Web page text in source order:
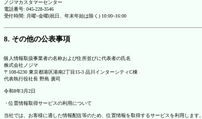
ノジマカスタマーセンター
電話番号: 045-228-3546
受付時間: 月曜~金曜(祝日、年末年始は除く) 10:00~16:00
8. その他の公表事項
個人情報取扱事業者の名称および住所並びに代表者の氏名
株式会社ノジマ
〒108-6230 東京都港区港南2丁目15-3 品川インターシティC棟
代表執行役社長 野島 廣司
令和8年3月2日
・位置情報取得サービスの利用について
当社では、お客様に適した情報配信等のため、位置情報を取得するサービスを利用します。